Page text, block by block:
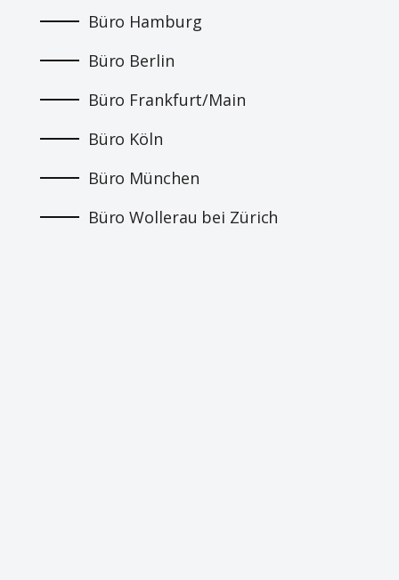
Büro Hamburg
Büro Berlin
Büro Frankfurt/Main
Büro Köln
Büro München
Büro Wollerau bei Zürich